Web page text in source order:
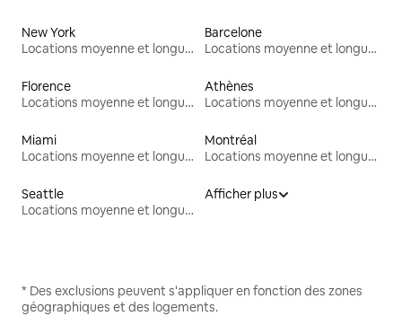
New York
Locations moyenne et longue durée
Barcelone
Locations moyenne et longue durée
Florence
Locations moyenne et longue durée
Athènes
Locations moyenne et longue durée
Miami
Locations moyenne et longue durée
Montréal
Locations moyenne et longue durée
Seattle
Locations moyenne et longue durée
Afficher plus
* Des exclusions peuvent s'appliquer en fonction des zones
géographiques et des logements.